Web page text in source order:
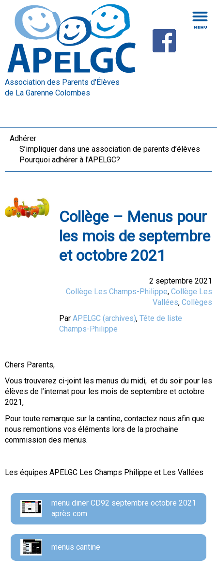
Association des Parents d'Élèves
de La Garenne Colombes
Adhérer
S’impliquer dans une association de parents d’élèves
Pourquoi adhérer à l'APELGC?
Collège – Menus pour
les mois de septembre
et octobre 2021
2 septembre 2021
Collège Les Champs-Philippe, Collège Les
Vallées, Collèges
Par APELGC (archives), Tête de liste
Champs-Philippe
Chers Parents,
Vous trouverez ci-joint les menus du midi, et du soir pour les
élèves de l’internat pour les mois de septembre et octobre
2021,
Pour toute remarque sur la cantine, contactez nous afin que
nous remontions vos éléments lors de la prochaine
commission des menus.
Les équipes APELGC Les Champs Philippe et Les Vallées
menu diner CD92 septembre octobre 2021
après com
menus cantine